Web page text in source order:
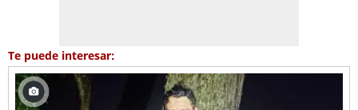
Te puede interesar: